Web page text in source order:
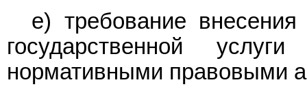
е) требование
государственной
нормативными правовыми